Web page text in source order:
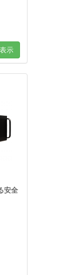
表示
安全